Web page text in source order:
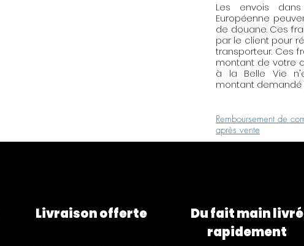
Les envois
Européenne
de douane. Ces
par le client pour
transporteur. Ces
montant de votre
à la Belle Vie
montant demandé
Remboursement de
après vente
Livraison offerte
Du fait main livré
rapidement